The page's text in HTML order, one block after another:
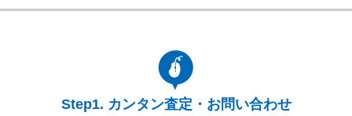
カンタン査定・お問い合わせ